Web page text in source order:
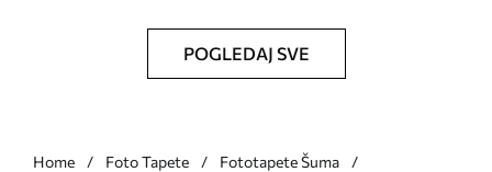
POGLEDAJ SVE
Home Foto Tapete
Fototapete Šuma